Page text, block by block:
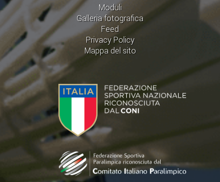
Moduli
Galleria fotografica
Feed
Privacy Policy
Mappa del sito